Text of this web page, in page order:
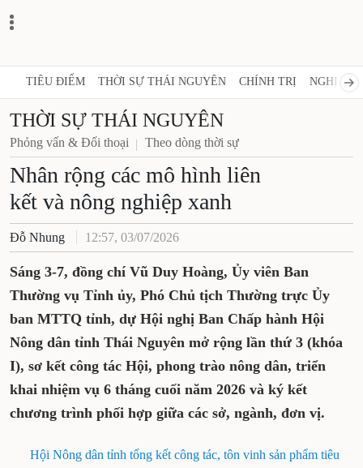
TIÊU ĐIỂM THỜI SỰ THÁI NGUYÊN CHÍNH TRỊ NGHỊ
THỜI SỰ THÁI NGUYÊN
Phỏng vấn & Đối thoại Theo dòng thời sự
Nhân rộng các mô hình liên
kết và nông nghiệp xanh
Đỗ Nhung 12:57, 03/07/2026
Sáng 3-7, đồng chí Vũ Duy Hoàng, Ủy viên Ban
Thường vụ Tỉnh ủy, Phó Chủ tịch Thường trực Ủy
ban MTTQ tỉnh, dự Hội nghị Ban Chấp hành Hội
Nông dân tỉnh Thái Nguyên mở rộng lần thứ 3 (khóa
I), sơ kết công tác Hội, phong trào nông dân, triển
khai nhiệm vụ 6 tháng cuối năm 2026 và ký kết
chương trình phối hợp giữa các sở, ngành, đơn vị.
Hội Nông dân tỉnh tổng kết công tác, tôn vinh sản phẩm tiêu